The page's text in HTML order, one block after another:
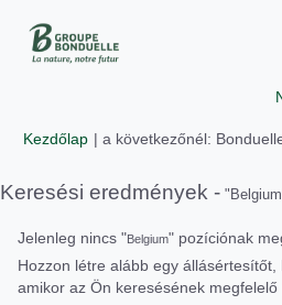
Kezdőlap | a következőnél:
Keresési eredmények -
Jelenleg nincs "Belgium" pozíciónak
Hozzon létre alább egy állásértesítőt,
amikor az Ön keresésének megfelelő